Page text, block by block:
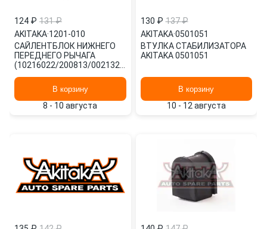
124 ₽ 131 ₽
AKITAKA·1201-010
САЙЛЕНТБЛОК НИЖНЕГО
ПЕРЕДНЕГО РЫЧАГА
(10216022/200813/0021327/9,
В корзину
8 - 10 августа
130 ₽ 137 ₽
AKITAKA·0501051
ВТУЛКА СТАБИЛИЗАТОРА
AKITAKA 0501051
В корзину
10 - 12 августа